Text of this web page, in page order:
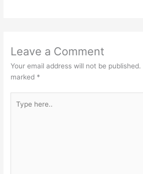
Leave a Comment
Your email address will not be published.
marked *
here..